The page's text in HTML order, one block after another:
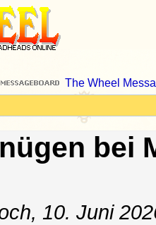
The Wheel
bei
10. Juni